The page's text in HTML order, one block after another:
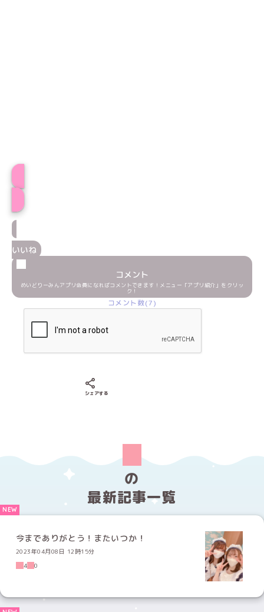
いいね
コメント
めいどりーみんアプリ会員になればコメントできます！メニュー「アプリ紹介」をクリッ
ク！
コメント数(7)
シェアする
の
最新記事一覧
今までありがとう！またいつか！
2023年04月08日 12時15分
4
0